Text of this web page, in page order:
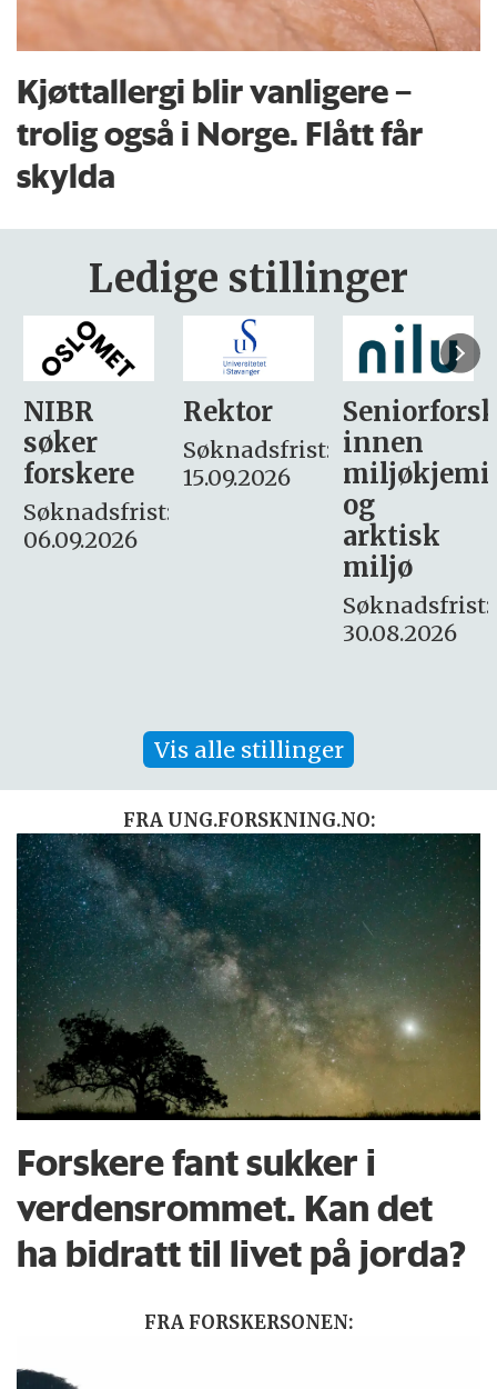
Kjøttallergi blir vanligere –
trolig også i Norge. Flått får
skylda
Ledige stillinger
Rektor
Søknadsfrist:
15.09.2026
Seniorforsker
innen
miljøkjemi
søker
– fast
Søknadsfrist:
16. august.
Vis alle stillinger
FRA UNG.FORSKNING.NO:
Forskere fant sukker i
verdensrommet. Kan det
ha bidratt til livet på jorda?
FRA FORSKERSONEN: